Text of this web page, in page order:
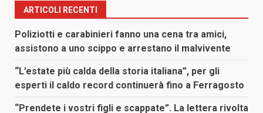
ARTICOLI RECENTI
Poliziotti e carabinieri fanno una cena tra amici,
assistono a uno scippo e arrestano il malvivente
“L’estate più calda della storia italiana”, per gli
esperti il caldo record continuerà fino a Ferragosto
“Prendete i vostri figli e scappate”. La lettera rivolta